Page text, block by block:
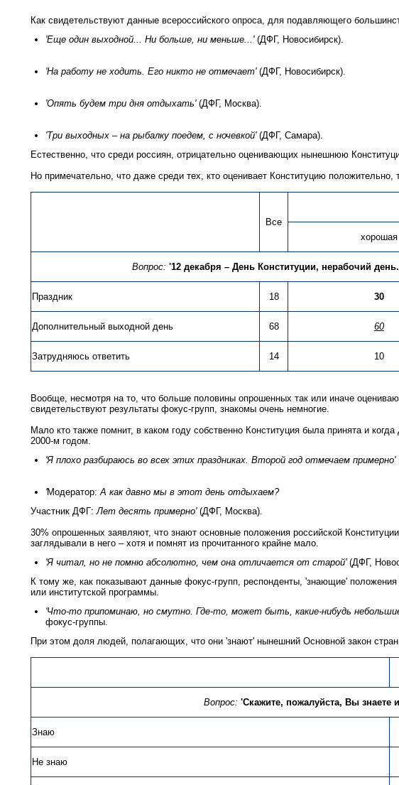
Как свидетельствуют данные всероссийского опроса, для подавляющего
'Еще один выходной... Ни больше, ни меньше...'(ДФГ, Новосибирск).
'На работу не ходить. Его никто не отмечает'(ДФГ, Новосибирск).
'Опять будем три дня отдыхать'(ДФГ, Москва).
'Три выходных – на рыбалку поедем, с ночевкой'(ДФГ, Самара).
Естественно, что среди россиян, отрицательно оценивающих нынешнюю
Но примечательно, что даже среди тех, кто оценивает Конституцию
Все
хорошая
Вопрос: '12 декабря – День Конституции, нерабочий
Праздник 18 30
Дополнительный выходной день 68 60
Затрудняюсь ответить 14 10
Вообще, несмотря на то, что больше половины опрошенных так или иначе
свидетельствуют результаты фокус-групп, знакомы очень немногие.
Мало кто также помнит, в каком году собственно Конституция была принята и
2000-м годом.
'Я плохо разбираюсь во всех этих праздниках. Второй год отмечаем примерно'
'Модератор: А как давно мы в этот день отдыхаем?
Участник ДФГ: Лет десять примерно' (ДФГ, Москва).
30% опрошенных заявляют, что знают основные положения российской
заглядывали в него – хотя и помнят из прочитанного крайне мало.
'Я читал, но не помню абсолютно, чем она отличается от старой'(ДФГ,
К тому же, как показывают данные фокус-групп, респонденты, 'знающие'
или институтской программы.
'Что-то припоминаю, но смутно. Где-то, может быть, какие-нибудь
фокус-группы.
При этом доля людей, полагающих, что они 'знают' нынешний Основной закон
Вопрос: 'Скажите, пожалуйста, Вы знаете
Знаю
Не знаю